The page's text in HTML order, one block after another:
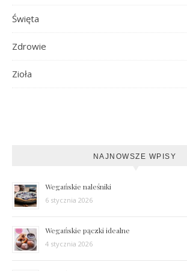
Święta
Zdrowie
Zioła
NAJNOWSZE WPISY
Wegańskie naleśniki
6 stycznia 2026
Wegańskie pączki idealne
4 stycznia 2026